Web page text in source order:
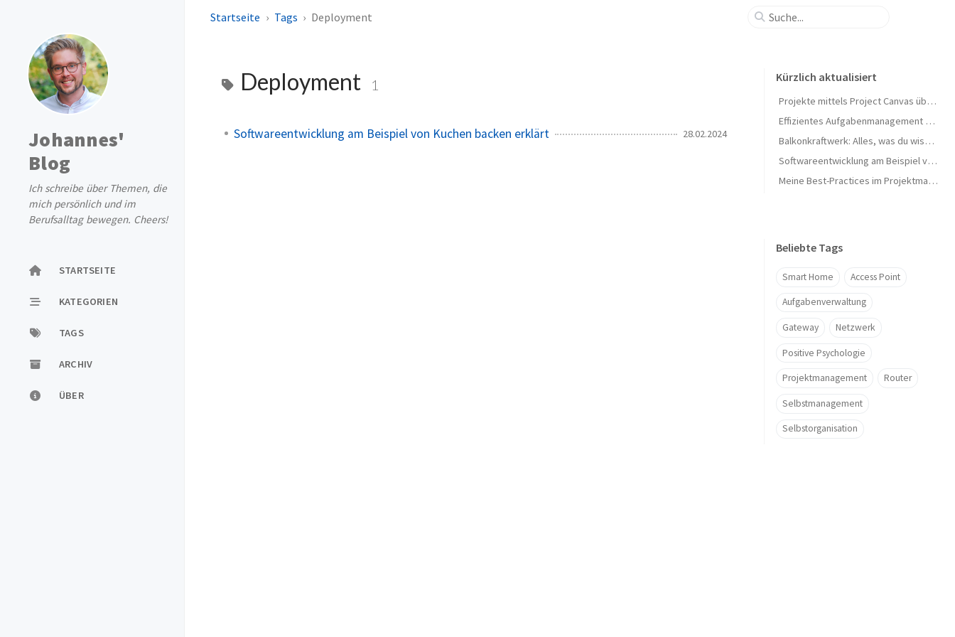
Johannes'
Blog
Ich schreibe über Themen, die
mich persönlich und im
Berufsalltag bewegen. Cheers!
STARTSEITE
KATEGORIEN
TAGS
ARCHIV
ÜBER
Startseite Tags Deployment
Deployment 1
Softwareentwicklung am Beispiel von Kuchen backen erklärt 28.02.2024
Kürzlich aktualisiert
Projekte mittels Project Canvas übersichtlich darstellen
Effizientes Aufgabenmanagement mit Outlook Aufgaben
Balkonkraftwerk: Alles, was du wissen musst
Softwareentwicklung am Beispiel von Kuchen backen erklärt
Meine Best-Practices im Projektmanagement
Beliebte Tags
Smart Home Access Point
Aufgabenverwaltung
Gateway Netzwerk
Positive Psychologie
Projektmanagement Router
Selbstmanagement
Selbstorganisation